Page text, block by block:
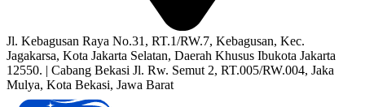
Jl. Kebagusan Raya No.31, RT.1/RW.7, Kebagusan, Kec.
Jagakarsa, Kota Jakarta Selatan, Daerah Khusus Ibukota Jakarta
12550. | Cabang Bekasi Jl. Rw. Semut 2, RT.005/RW.004, Jaka
Mulya, Kota Bekasi, Jawa Barat